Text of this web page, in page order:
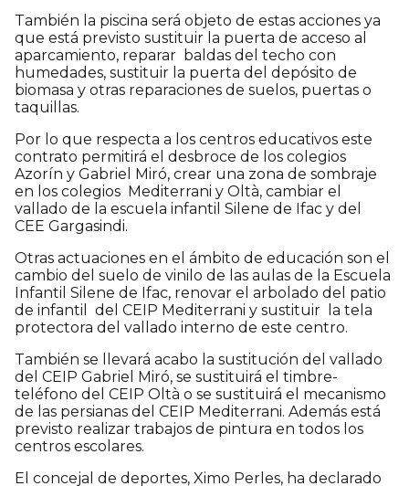
También la piscina será objeto de estas acciones ya
que está previsto sustituir la puerta de acceso al
aparcamiento, reparar baldas del techo con
humedades, sustituir la puerta del depósito de
biomasa y otras reparaciones de suelos, puertas o
taquillas.
Por lo que respecta a los centros educativos este
contrato permitirá el desbroce de los colegios
Azorín y Gabriel Miró, crear una zona de sombraje
en los colegios Mediterrani y Oltà, cambiar el
vallado de la escuela infantil Silene de Ifac y del
CEE Gargasindi.
Otras actuaciones en el ámbito de educación son el
cambio del suelo de vinilo de las aulas de la Escuela
Infantil Silene de Ifac, renovar el arbolado del patio
de infantil del CEIP Mediterrani y sustituir la tela
protectora del vallado interno de este centro.
También se llevará acabo la sustitución del vallado
del CEIP Gabriel Miró, se sustituirá el timbre-
teléfono del CEIP Oltà o se sustituirá el mecanismo
de las persianas del CEIP Mediterrani. Además está
previsto realizar trabajos de pintura en todos los
centros escolares.
El concejal de deportes, Ximo Perles, ha declarado